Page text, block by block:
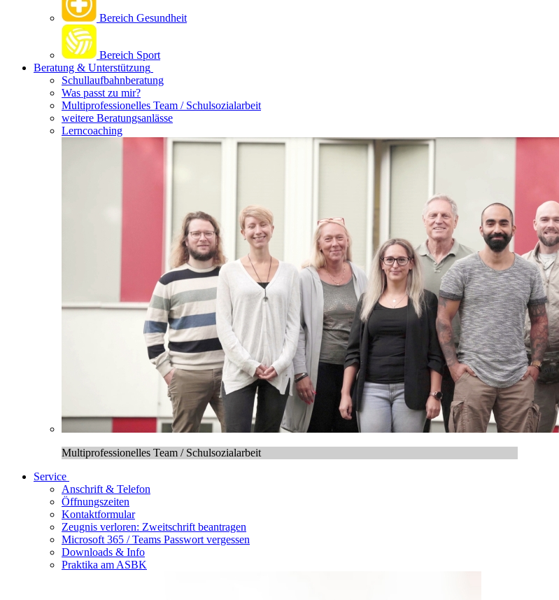
Bereich Gesundheit
Bereich Sport
Beratung & Unterstützung
Schullaufbahnberatung
Was passt zu mir?
Multipro­fessionelles Team / Schulsozialarbeit
weitere Beratungsanlässe
Lerncoaching
Multiprofessionelles Team / Schulsozialarbeit
Service
Anschrift & Telefon
Öffnungszeiten
Kontaktformular
Zeugnis verloren: Zweitschrift beantragen
Microsoft 365 / Teams Passwort vergessen
Downloads & Info
Praktika am ASBK